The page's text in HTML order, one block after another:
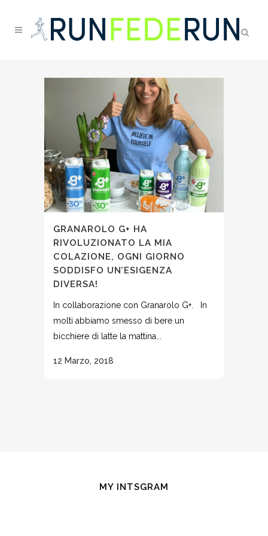
GRANAROLO G+ HA
RIVOLUZIONATO LA MIA
COLAZIONE, OGNI GIORNO
SODDISFO UN’ESIGENZA
DIVERSA!
In collaborazione con Granarolo G+. In
molti abbiamo smesso di bere un
bicchiere di latte la mattina...
12 Marzo, 2018
MY INTSGRAM